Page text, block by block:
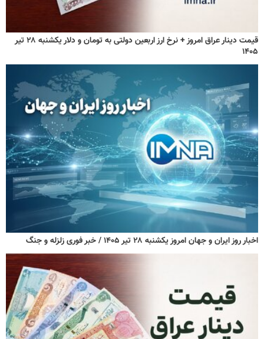
قیمت دینار عراق امروز + نرخ ارز اربعین دولتی به تومان و دلار یکشنبه ۲۸ تیر
۱۴۰۵
اخبار روز ایران و جهان امروز یکشنبه ۲۸ تیر ۱۴۰۵ / خبر فوری زلزله و جنگ